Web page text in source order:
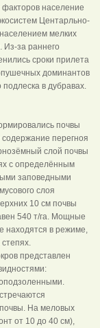
факторов население
Центарльно-
мелких
за раннего
сроки прилета
доминантов
в дубравах.
почвы
перегноя
слой почвы
с определённым
заповедными
слоя
10 см почвы
540 т/га. Мощные
находятся в режиме,
представлен
На меловых
от 10 до 40 см),